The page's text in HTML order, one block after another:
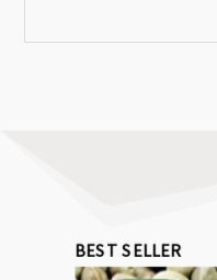
BEST SELLER